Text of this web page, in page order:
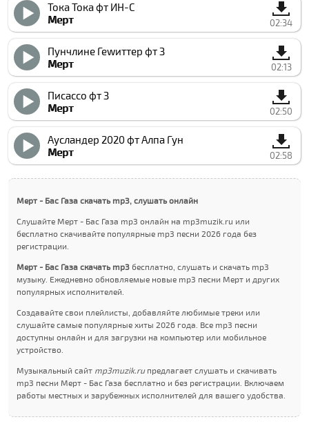
Тока Тока фт ИН-С
Мерт
02:34
Пунчлине Геwиттер фт З
Мерт
02:13
Пиcассо фт З
Мерт
02:50
Аусландер 2020 фт Алпа Гун
Мерт
02:58
Мерт - Бас Газа скачать mp3, слушать онлайн
Слушайте Мерт - Бас Газа mp3 онлайн на mp3muzik.ru или
бесплатно скачивайте популярные mp3 песни 2026 года без
регистрации.
Мерт - Бас Газа скачать mp3 бесплатно, слушать и скачать mp3
музыку. Ежедневно обновляемые новые mp3 песни Мерт и других
популярных исполнителей.
Создавайте свои плейлисты, добавляйте любимые треки или
слушайте самые популярные хиты 2026 года. Все mp3 песни
доступны онлайн и для загрузки на компьютер или мобильное
устройство.
Музыкальный сайт mp3muzik.ruпредлагает слушать и скачивать
mp3 песни Мерт - Бас Газа бесплатно и без регистрации. Включаем
работы местных и зарубежных исполнителей для вашего удобства.